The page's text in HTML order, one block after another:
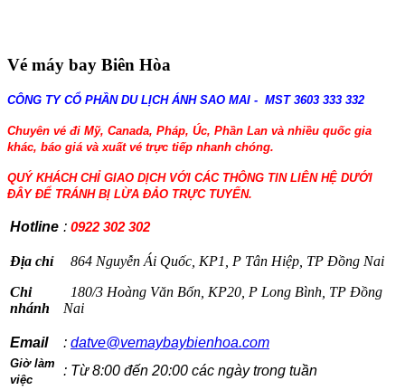
Vé máy bay Biên Hòa
CÔNG TY CỔ PHẦN DU LỊCH ÁNH SAO MAI - MST 3603 333 332
Chuyên vé đi Mỹ, Canada, Pháp, Úc, Phần Lan và nhiều quốc gia
khác, báo giá và xuất vé trực tiếp nhanh chóng.
QUÝ KHÁCH CHỈ GIAO DỊCH VỚI CÁC THÔNG TIN LIÊN HỆ DƯỚI
ĐÂY ĐỂ TRÁNH BỊ LỪA ĐẢO TRỰC TUYẾN.
Hotline : 0922 302 302
Địa chỉ
Chi
nhánh
864 Nguyễn Ái Quốc, KP1, P Tân Hiệp, TP Đồng Nai
180/3 Hoàng Văn Bổn, KP20, P Long Bình, TP Đồng
Nai
Email : datve@vemaybaybienhoa.com
Giờ làm
việc
: Từ 8:00 đến 20:00 các ngày trong tuần